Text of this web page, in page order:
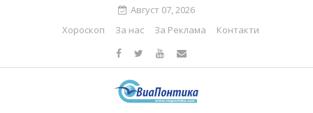
Август 07, 2026
Хороскоп
За нас За Реклама Контакти